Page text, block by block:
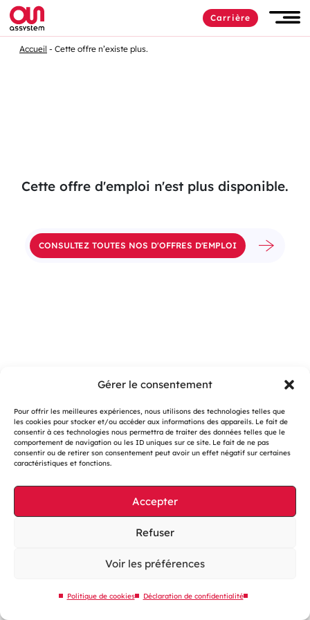
Gérer le consentement
Pour offrir les meilleures expériences, nous utilisons des technologies telles que
les cookies pour stocker et/ou accéder aux informations des appareils. Le fait de
consentir à ces technologies nous permettra de traiter des données telles que le
comportement de navigation ou les ID uniques sur ce site. Le fait de ne pas
consentir ou de retirer son consentement peut avoir un effet négatif sur certaines
caractéristiques et fonctions.
Accepter
Refuser
Voir les préférences
Politique de cookies Déclaration de confidentialité
Passer
au
contenu
Carrière
Accueil Cette offre n’existe plus.
Cette offre d'emploi n'est plus disponible.
CONSULTEZ TOUTES NOS D'OFFRES D'EMPLOI
Gestion des cookies
Accessibilité : partiellement conforme
Site web éco-conçu
Plan du site